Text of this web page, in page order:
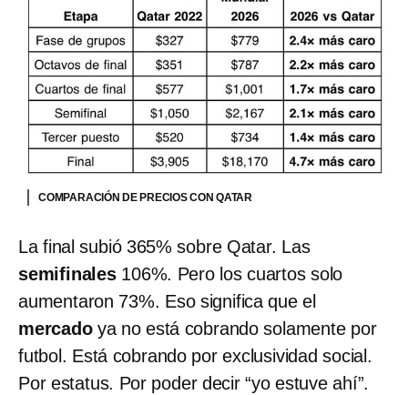
COMPARACIÓN DE PRECIOS CON QATAR
La final subió 365% sobre Qatar. Las
semifinales106%. Pero los cuartos solo
aumentaron 73%. Eso significa que el
mercadoya no está cobrando solamente por
futbol. Está cobrando por exclusividad social.
Por estatus. Por poder decir “yo estuve ahí”.